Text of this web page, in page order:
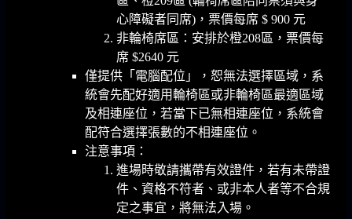
心障礙者同席)，票價每席 $ 900 元
非輪椅席區：安排於橙208區，票價每
席 $2640 元
僅提供「電腦配位」，恕無法選擇區域，系
統會先配好適用輪椅區或非輪椅區最適區域
及相連座位，若當下已無相連座位，系統會
配符合選擇張數的不相連座位。
注意事項：
進場時敬請攜帶有效證件，若有未帶證
件、資格不符者、或非本人者等不合規
定之事宜，將無法入場。